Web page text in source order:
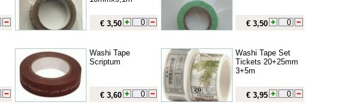
€ 3,50 € 3,50
Washi Tape
Scriptum
€ 3,60
Washi Tape Set
Tickets 20+25mm
3+5m
€ 3,95